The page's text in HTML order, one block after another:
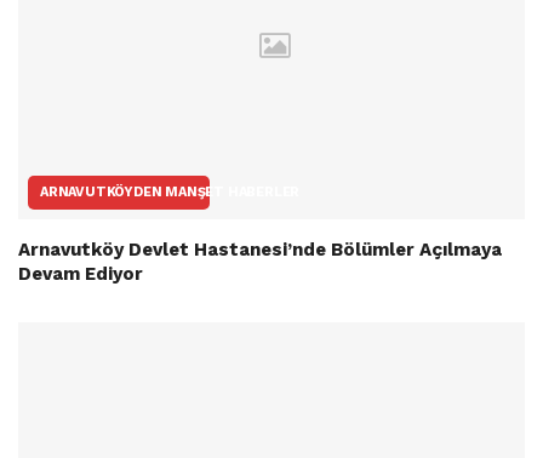
ARNAVUTKÖYDEN MANŞET HABERLER
Arnavutköy Devlet Hastanesi’nde Bölümler Açılmaya
Devam Ediyor